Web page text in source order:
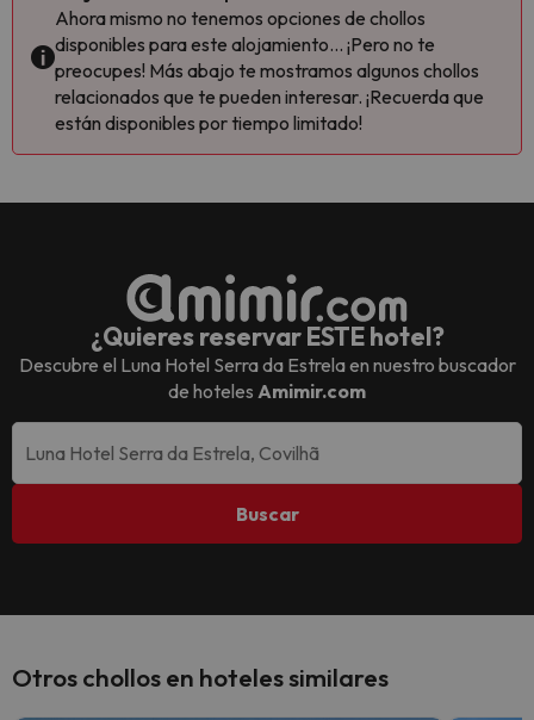
Ahora mismo no tenemos opciones de chollos
disponibles para este alojamiento... ¡Pero no te
preocupes! Más abajo te mostramos algunos chollos
relacionados que te pueden interesar. ¡Recuerda que
están disponibles por tiempo limitado!
¿Quieres reservar ESTE hotel?
Descubre el Luna Hotel Serra da Estrelaen nuestro buscador
de hoteles Amimir.com
Buscar
Otros chollos en hoteles similares